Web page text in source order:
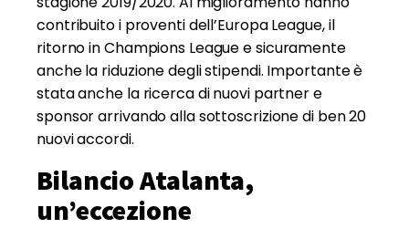
contribuito i proventi dell’Europa League, il
ritorno in Champions League e sicuramente
anche la riduzione degli stipendi. Importante è
stata anche la ricerca di nuovi partner e
sponsor arrivando alla sottoscrizione di ben 20
nuovi accordi.
Bilancio Atalanta,
un’eccezione